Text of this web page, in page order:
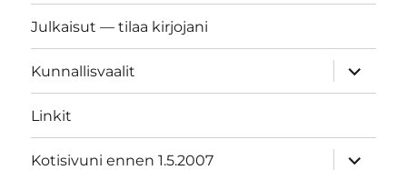
Julkaisut — tilaa kirjojani
Kunnallisvaalit
näytä
Linkit
Kotisivuni ennen 1.5.2007
näytä